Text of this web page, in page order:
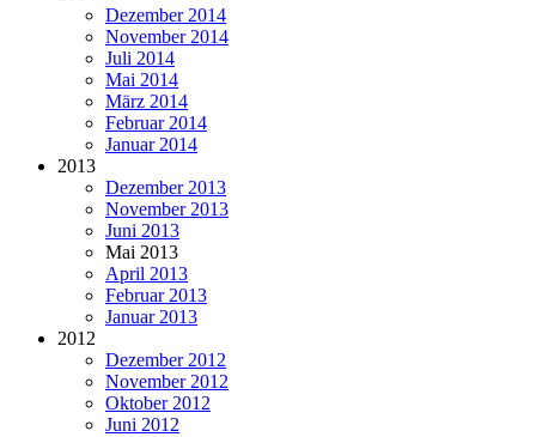
Dezember 2014
November 2014
Juli 2014
Mai 2014
März 2014
Februar 2014
Januar 2014
2013
Dezember 2013
November 2013
Juni 2013
Mai 2013
April 2013
Februar 2013
Januar 2013
2012
Dezember 2012
November 2012
Oktober 2012
Juni 2012